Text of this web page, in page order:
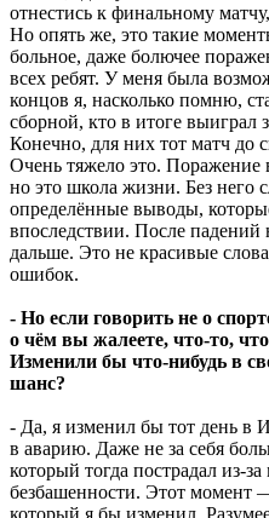
отнестись к финальному
Но опять же, это такие
больное, даже болючее
всех ребят. У меня была
концов я, насколько помню,
сборной, кто в итоге выиграл
Конечно, для них тот матч до
Очень тяжело это. Поражение
но это школа жизни. Без него
определённые выводы,
впоследствии. После
дальше. Это не красивые
ошибок.
- Но если говорить не о
о чём вы жалеете, что-то,
Изменили бы что-нибудь в
шанс?
- Да, я изменил бы тот день в
в аварию. Даже не за себя
который тогда пострадал из-
безбашенности. Этот момент
который я бы изменил.